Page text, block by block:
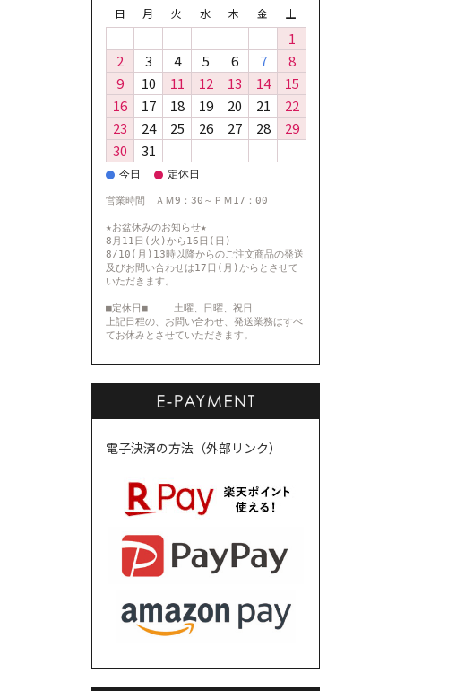
日 月 火 水 木 金 土
1
2
3 4 5 6 7
8
9
10 11 12 13 14
15
16
17 18 19 20 21
22
23
24 25 26 27 28
29
30
31
今日 定休日
営業時間 ＡＭ9：30～ＰＭ17：00
★お盆休みのお知らせ★
8月11日(火)から16日(日)
8/10(月)13時以降からのご注文商品の発送
及びお問い合わせは17日(月)からとさせて
いただきます。
■定休日■ 土曜、日曜、祝日
上記日程の、お問い合わせ、発送業務はすべ
てお休みとさせていただきます。
電子決済の方法（外部リンク）